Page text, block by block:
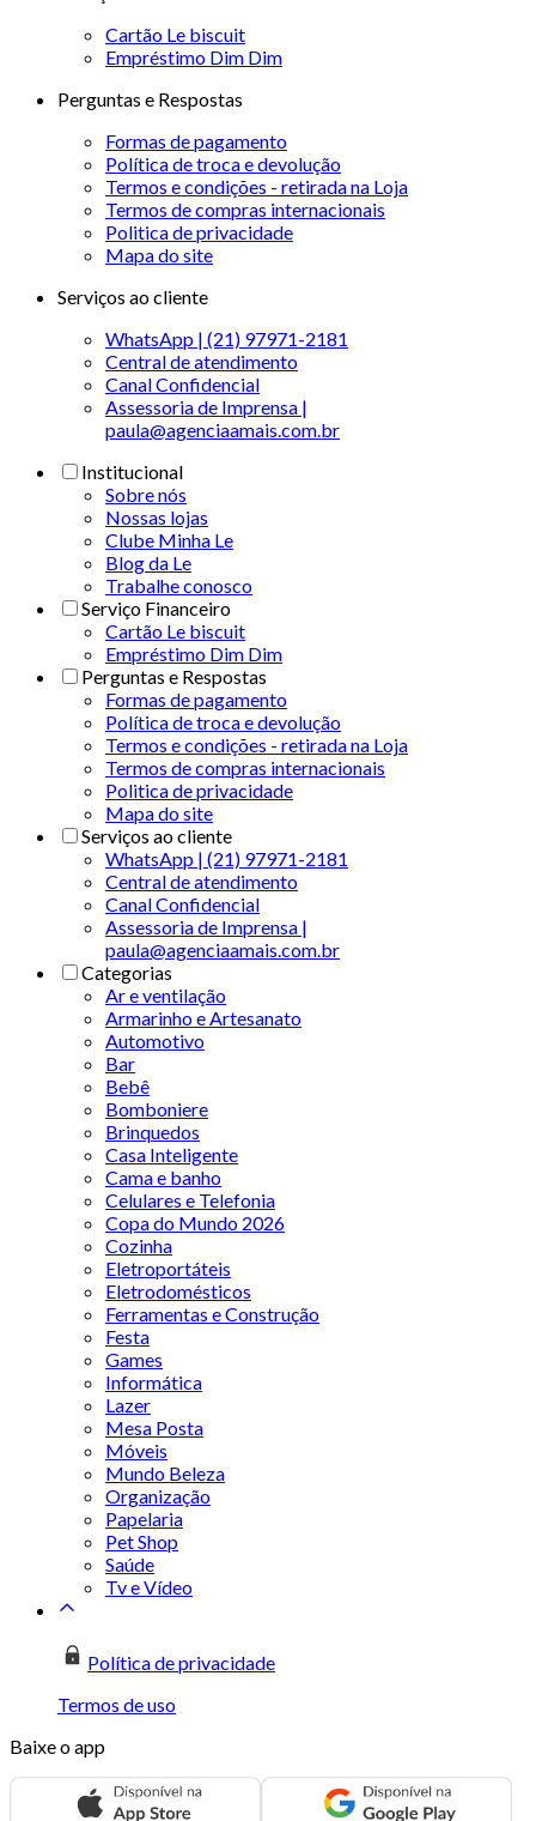
Cartão Le biscuit
Empréstimo Dim Dim
Perguntas e Respostas
Formas de pagamento
Política de troca e devolução
Termos e condições - retirada na Loja
Termos de compras internacionais
Politica de privacidade
Mapa do site
Serviços ao cliente
WhatsApp | (21) 97971-2181
Central de atendimento
Canal Confidencial
Assessoria de Imprensa |
paula@agenciaamais.com.br
Institucional
Sobre nós
Nossas lojas
Clube Minha Le
Blog da Le
Trabalhe conosco
Serviço Financeiro
Cartão Le biscuit
Empréstimo Dim Dim
Perguntas e Respostas
Formas de pagamento
Política de troca e devolução
Termos e condições - retirada na Loja
Termos de compras internacionais
Politica de privacidade
Mapa do site
Serviços ao cliente
WhatsApp | (21) 97971-2181
Central de atendimento
Canal Confidencial
Assessoria de Imprensa |
paula@agenciaamais.com.br
Categorias
Ar e ventilação
Armarinho e Artesanato
Automotivo
Bar
Bebê
Bomboniere
Brinquedos
Casa Inteligente
Cama e banho
Celulares e Telefonia
Copa do Mundo 2026
Cozinha
Eletroportáteis
Eletrodomésticos
Ferramentas e Construção
Festa
Games
Informática
Lazer
Mesa Posta
Móveis
Mundo Beleza
Organização
Papelaria
Pet Shop
Saúde
Tv e Vídeo
Política de privacidade
Termos de uso
Baixe o app